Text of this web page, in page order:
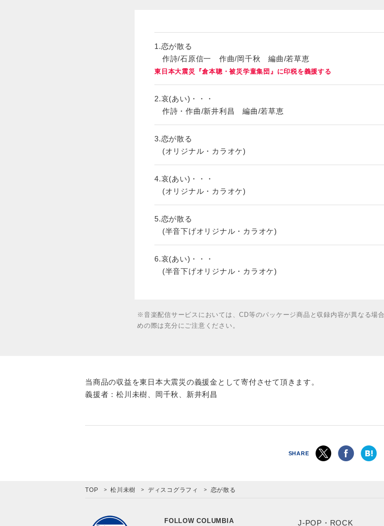
1.恋が散る
作詩/石原信一 作曲/岡千秋 編曲/若草恵
東日本大震災『倉本聰・被災学童集団』に印税を義援する
2.哀(あい)・・・
作詩・作曲/新井利昌 編曲/若草恵
3.恋が散る
(オリジナル・カラオケ)
4.哀(あい)・・・
(オリジナル・カラオケ)
5.恋が散る
(半音下げオリジナル・カラオケ)
6.哀(あい)・・・
(半音下げオリジナル・カラオケ)
※音楽配信サービスにおいては、CD等のパッケージ商品と収録内容が異なる場
めの際は充分にご注意ください。
当商品の収益を東日本大震災の義援金として寄付させて頂きます。
義援者：松川未樹、岡千秋、新井利昌
SHARE
TOP 松川未樹 ディスコグラフィ 恋が散る
FOLLOW COLUMBIA J-POP・ROCK